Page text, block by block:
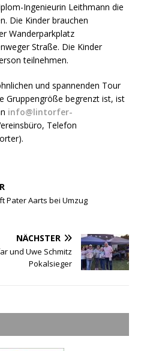
Ingenieurin Leithmann die
Die Kinder brauchen
Wanderparkplatz
Straße. Die Kinder
teilnehmen.
und spannenden Tour
Gruppengröße begrenzt ist, ist
info@lintorfer-
Telefon
Pater Aarts bei Umzug
NÄCHSTER
und Uwe Schmitz
Pokalsieger